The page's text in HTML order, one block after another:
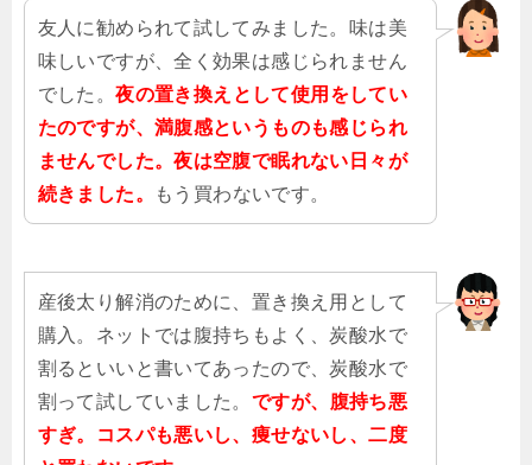
友人に勧められて試してみました。味は美
味しいですが、全く効果は感じられません
でした。夜の置き換えとして使用をしてい
たのですが、満腹感というものも感じられ
ませんでした。夜は空腹で眠れない日々が
続きました。
もう買わないです。
産後太り解消のために、置き換え用として
購入。ネットでは腹持ちもよく、炭酸水で
割るといいと書いてあったので、炭酸水で
割って試していました。 ですが、腹持ち悪
すぎ。コスパも悪いし、痩せないし、二度